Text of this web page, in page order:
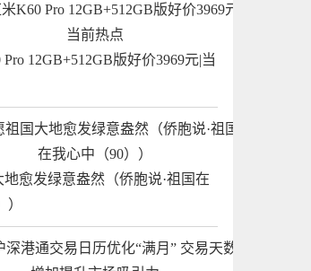
12GB+512GB版好价3969元|当
地愈发绿意盎然（侨胞说·祖国在